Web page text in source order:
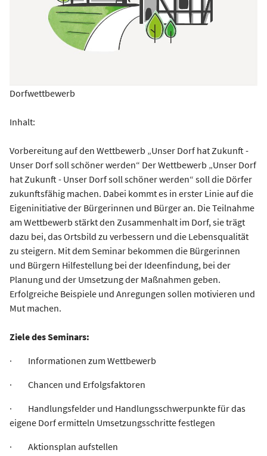
Dorfwettbewerb
Inhalt:
Vorbereitung auf den Wettbewerb „Unser Dorf hat Zukunft -
Unser Dorf soll schöner werden“ Der Wettbewerb „Unser Dorf
hat Zukunft - Unser Dorf soll schöner werden“ soll die Dörfer
zukunftsfähig machen. Dabei kommt es in erster Linie auf die
Eigeninitiative der Bürgerinnen und Bürger an. Die Teilnahme
am Wettbewerb stärkt den Zusammenhalt im Dorf, sie trägt
dazu bei, das Ortsbild zu verbessern und die Lebensqualität
zu steigern. Mit dem Seminar bekommen die Bürgerinnen
und Bürgern Hilfestellung bei der Ideenfindung, bei der
Planung und der Umsetzung der Maßnahmen geben.
Erfolgreiche Beispiele und Anregungen sollen motivieren und
Mut machen.
Ziele des Seminars:
· Informationen zum Wettbewerb
· Chancen und Erfolgsfaktoren
· Handlungsfelder und Handlungsschwerpunkte für das
eigene Dorf ermitteln Umsetzungsschritte festlegen
· Aktionsplan aufstellen